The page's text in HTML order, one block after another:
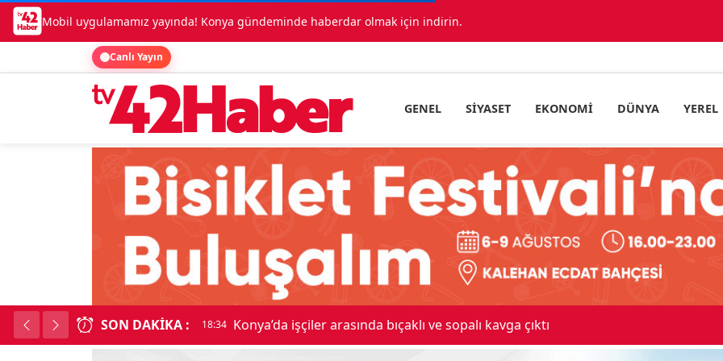
Mobil uygulamamız yayında! Konya gündeminde haberdar olmak için indirin.
Canlı Yayın
GENEL SIYASET EKONOMI DÜNYA YEREL
SON DAKIKA : 18:34 Lüks otomobille kar maskeli milyonluk soygun